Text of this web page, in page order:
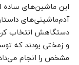
این ماشین‌های ساده
آدم‌ماشینی‌های
دستگاهش انتخاب
و زمختی بودند که
مشخص را انجام